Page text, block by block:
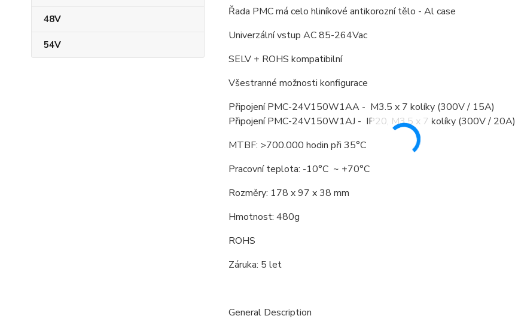
48V
54V
Řada PMC má celo hliníkové antikorozní tělo - Al case
Univerzální vstup AC 85-264Vac
SELV + ROHS kompatibilní
Všestranné možnosti konfigurace
Připojení PMC-24V150W1AA - M3.5 x 7 kolíky (300V / 15A)
Připojení PMC-24V150W1AJ - IP20, M3.5 x 7 kolíky (300V / 20A)
MTBF: >700.000 hodin při 35°C
Pracovní teplota: -10°C ~ +70°C
Rozměry: 178 x 97 x 38 mm
Hmotnost: 480g
ROHS
Záruka: 5 let
General Description